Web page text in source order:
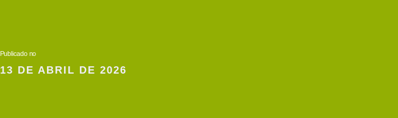
Publicado no
13 DE ABRIL DE 2026